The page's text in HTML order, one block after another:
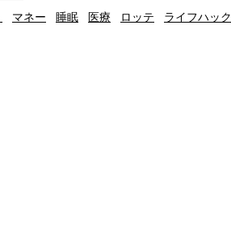
マネー 睡眠 医療 ロッテ ライフハック